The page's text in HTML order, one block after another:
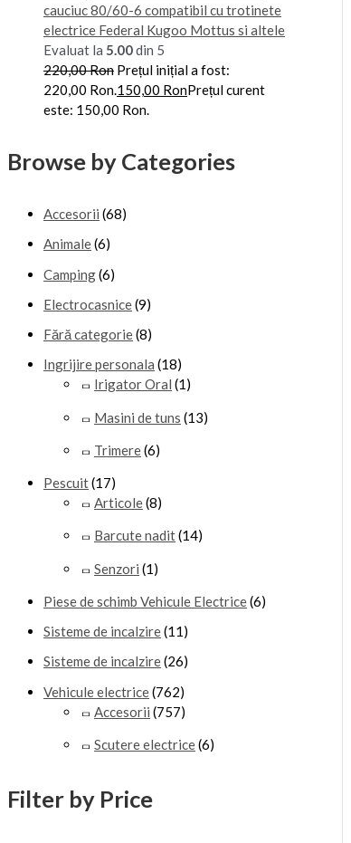
cauciuc 80/60-6 compatibil cu trotinete
electrice Federal Kugoo Mottus si altele
Evaluat la 5.00din 5
220,00Ron Prețul inițial a fost:
220,00 Ron.150,00 RonPrețul curent
este: 150,00 Ron.
Browse by Categories
Accesorii (68)
Animale(6)
Camping(6)
Electrocasnice(9)
Fără categorie(8)
Ingrijire personala (18)
Irigator Oral (1)
Masini de tuns (13)
Trimere(6)
Pescuit(17)
Articole(8)
Barcute nadit(14)
Senzori (1)
Piese de schimb Vehicule Electrice(6)
Sisteme de incalzire(11)
Sisteme de incalzire(26)
Vehicule electrice(762)
Accesorii (757)
Scutere electrice(6)
Filter by Price